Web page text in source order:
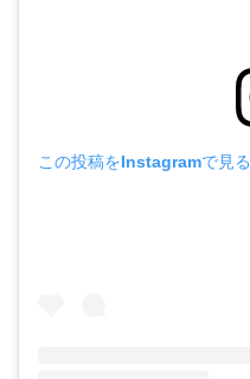
この投稿をInstagramで見る